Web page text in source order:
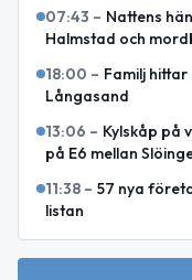
07:43 – Nattens
Halmstad och
18:00 – Familj
Långasand
13:06 – Kylskåp på
på E6 mellan
11:38 – 57 nya
listan